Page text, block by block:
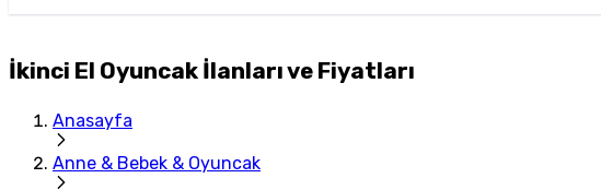
İkinci El Oyuncak İlanları ve Fiyatları
Anasayfa
Anne & Bebek & Oyuncak